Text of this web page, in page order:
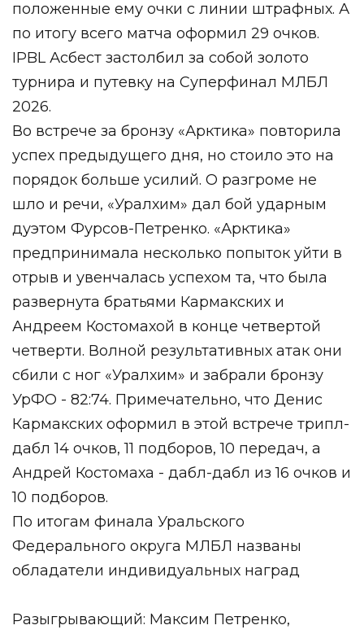
положенные ему очки с линии штрафных. А
по итогу всего матча оформил 29 очков.
IPBL Асбест застолбил за собой золото
турнира и путевку на Суперфинал МЛБЛ
2026.
Во встрече за бронзу «Арктика» повторила
успех предыдущего дня, но стоило это на
порядок больше усилий. О разгроме не
шло и речи, «Уралхим» дал бой ударным
дуэтом Фурсов-Петренко. «Арктика»
предпринимала несколько попыток уйти в
отрыв и увенчалась успехом та, что была
развернута братьями Кармакских и
Андреем Костомахой в конце четвертой
четверти. Волной результативных атак они
сбили с ног «Уралхим» и забрали бронзу
УрФО - 82:74. Примечательно, что Денис
Кармакских оформил в этой встрече трипл-
дабл 14 очков, 11 подборов, 10 передач, а
Андрей Костомаха - дабл-дабл из 16 очков и
10 подборов.
По итогам финала Уральского
Федерального округа МЛБЛ названы
обладатели индивидуальных наград
Разыгрывающий: Максим Петренко,